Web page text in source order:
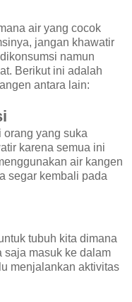
air yang cocok
jangan khawatir
namun
Berikut ini adalah
antara lain:
orang yang suka
karena semua ini
air kangen
segar kembali pada
tubuh kita dimana
saja masuk ke dalam
menjalankan aktivitas